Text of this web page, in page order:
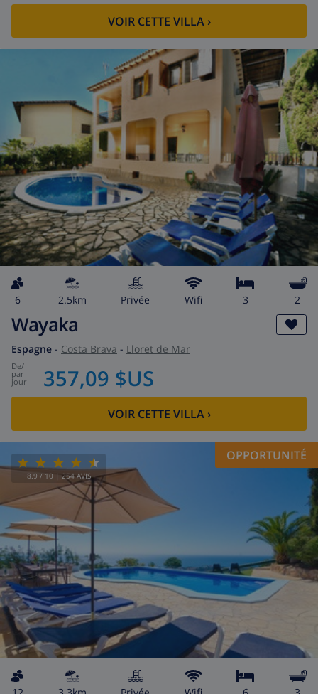
VOIR CETTE VILLA›
6 2.5km privée wifi 3 2
Wayaka
Espagne - Costa Brava - Lloret de Mar
de/
par
jour 357,09 $US
VOIR CETTE VILLA›
8.9 / 10 | 254 AVIS
OPPORTUNITÉ